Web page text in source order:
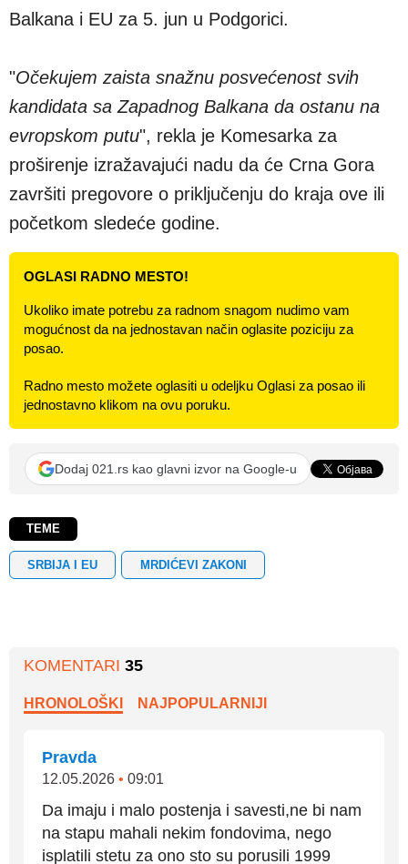
Balkana i EU za 5. jun u Podgorici.
"Očekujem zaista snažnu posvećenost svih
kandidata sa Zapadnog Balkana da ostanu na
evropskom putu", rekla je Komesarka za
proširenje izražavajući nadu da će Crna Gora
završiti pregovore o priključenju do kraja ove ili
početkom sledeće godine.
OGLASI RADNO MESTO!
Ukoliko imate potrebu za radnom snagom nudimo vam
mogućnost da na jednostavan način oglasite poziciju za
posao.
Radno mesto možete oglasiti u odeljku Oglasi za posao ili
jednostavno klikom na ovu poruku.
Dodaj 021.rs kao glavni izvor na Google-u
TEME
SRBIJA I EU MRDIĆEVI ZAKONI
KOMENTARI 35
HRONOLOŠKI NAJPOPULARNIJI
Pravda
12.05.2026 • 09:01
Da imaju i malo postenja i savesti,ne bi nam
na stapu mahali nekim fondovima, nego
isplatili stetu za ono sto su porusili 1999